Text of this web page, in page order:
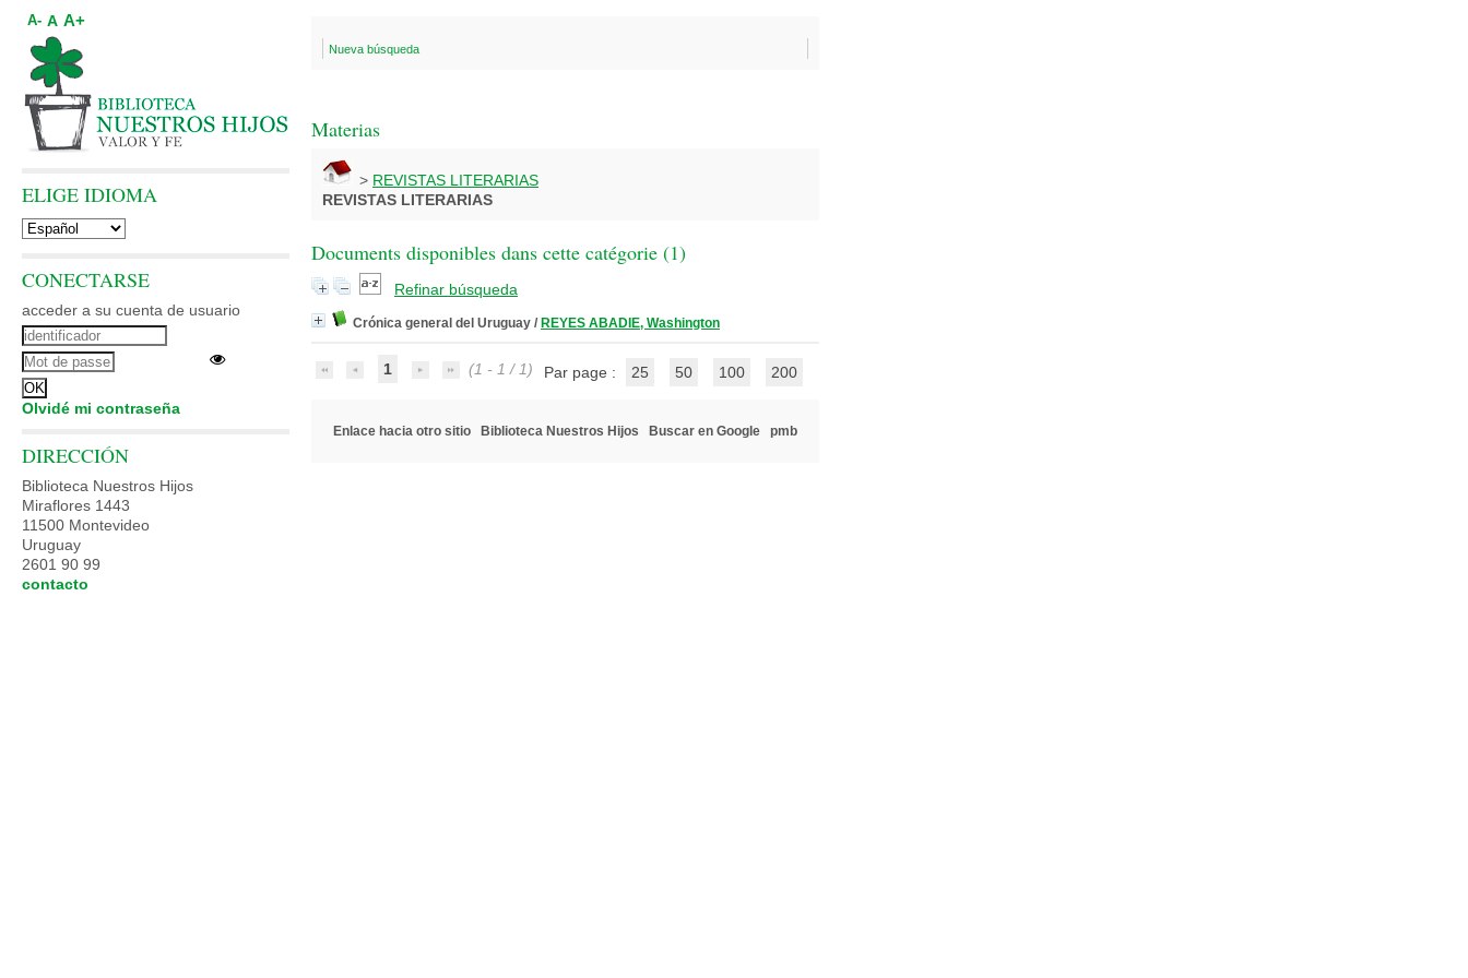
Nueva búsqueda
Materias
> REVISTAS LITERARIAS
REVISTAS LITERARIAS
Documents disponibles dans cette catégorie (1)
Refinar búsqueda
Crónica general del Uruguay / REYES ABADIE, Washington
1 (1 - 1 / 1) Par page : 25 50 100 200
Enlace hacia otro sitio Biblioteca Nuestros Hijos Buscar en Google pmb
A- A A+
ELIGE IDIOMA
CONECTARSE
acceder a su cuenta de usuario
Olvidé mi contraseña
DIRECCIÓN
Biblioteca Nuestros Hijos
Miraflores 1443
11500 Montevideo
Uruguay
2601 90 99
contacto